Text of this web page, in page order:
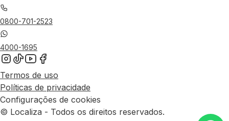
0800-701-2523
4000-1695
Termos de uso
Políticas de privacidade
Configurações de cookies
© Localiza - Todos os direitos reservados.